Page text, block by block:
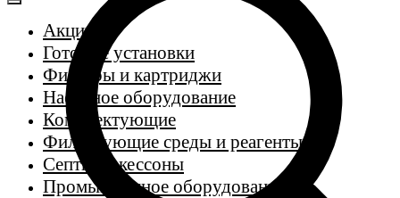
Акции
Готовые установки
Фильтры и картриджи
Насосное оборудование
Комплектующие
Фильтрующие среды и реагенты
Септики, кессоны
Промышленное оборудование